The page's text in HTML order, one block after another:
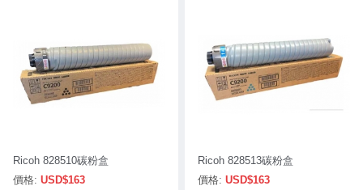
Ricoh 828510碳粉盒
價格: USD$163
Ricoh 828513碳粉盒
價格: USD$163